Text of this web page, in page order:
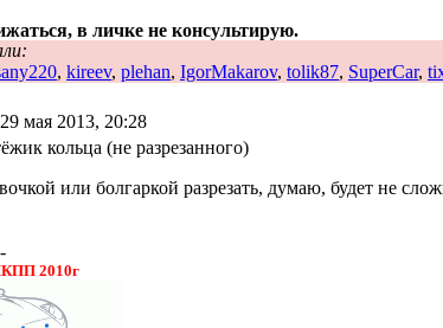
в личке не консультирую.
, kireev, plehan, IgorMakarov, tolik87, SuperCar,
29 мая 2013, 20:28
кольца (не разрезанного)
или болгаркой разрезать, думаю, будет не
2010г